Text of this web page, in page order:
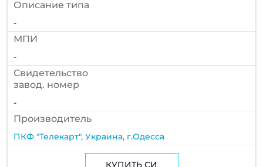
Описание типа
-
МПИ
-
Cвидетельство
завод. номер
-
Производитель
ПКФ "Телекарт", Украина, г.Одесса
КУПИТЬ СИ